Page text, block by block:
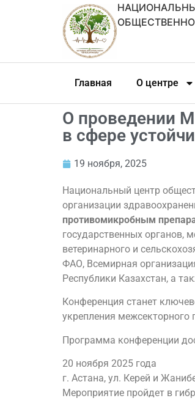
Главная О центре
О проведении
в сфере
19 ноября, 2025
Национальный центр
организации
противомикробным
государственных органов,
ветеринарного и
ФАО, Всемирная
Республики Казахстан, а
Конференция станет
укрепления межсекторного
Программа конференции
20 ноября 2025 года
г. Астана, ул. Керей и
Мероприятие пройдет в